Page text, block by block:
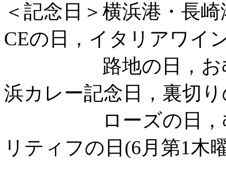
＜記念日＞横浜港・長
CEの日，イタリアワイ
路地の日，おむつ
浜カレー記念日，裏切
ローズの日，むず
リティフの日(6月第1木